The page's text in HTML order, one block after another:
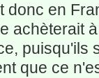
donc en
achèterait
puisqu'ils
que ce